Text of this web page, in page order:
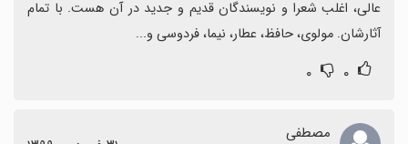
آثارشان. مولوی، حافظ، عطار، نیما، فردوسی و...
۰ ۰
مصطفی